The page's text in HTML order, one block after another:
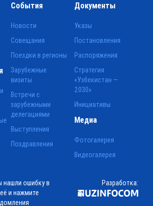
События
Новости
Совещания
Поездки в регионы
Зарубежные
визиты
Встречи с
зарубежными
делегациями
Выступления
Поздравления
Документы
Указы
Постановления
Распоряжения
Стратегия
«Узбекистан —
2030»
Инициативы
Медиа
Фотогалерея
Видеогалерея
нашли ошибку в
и нажмите
Разработка: